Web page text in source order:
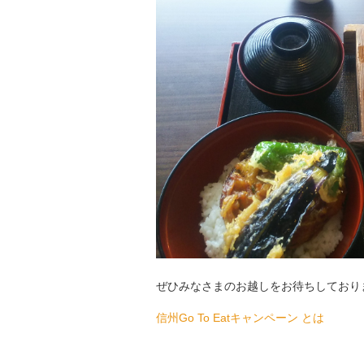
ぜひみなさまのお越しをお待ちしており
信州Go To Eatキャンペーン とは